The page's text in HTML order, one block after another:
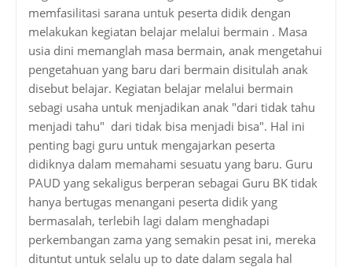
memfasilitasi sarana untuk peserta didik dengan
melakukan kegiatan belajar melalui bermain . Masa
usia dini memanglah masa bermain, anak mengetahui
pengetahuan yang baru dari bermain disitulah anak
disebut belajar. Kegiatan belajar melalui bermain
sebagi usaha untuk menjadikan anak "dari tidak tahu
menjadi tahu" dari tidak bisa menjadi bisa". Hal ini
penting bagi guru untuk mengajarkan peserta
didiknya dalam memahami sesuatu yang baru. Guru
PAUD yang sekaligus berperan sebagai Guru BK tidak
hanya bertugas menangani peserta didik yang
bermasalah, terlebih lagi dalam menghadapi
perkembangan zama yang semakin pesat ini, mereka
dituntut untuk selalu up to date dalam segala hal